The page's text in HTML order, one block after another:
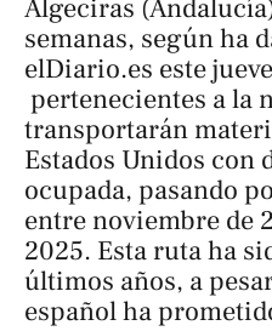
Algeciras
semanas, según ha
elDiario.es este
pertenecientes a la
transportarán
Estados Unidos con
ocupada, pasando
entre noviembre de
2025. Esta ruta ha
últimos años, a
español ha